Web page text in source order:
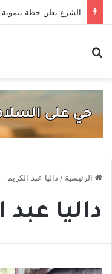
الرئيسية / داليا عبد الكريم
داليا عبد